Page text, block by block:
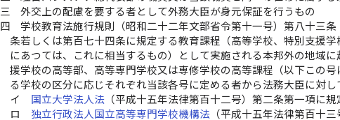
三
外交上の配慮を要する者として外務大臣が身元保証を行うもの
四
学校教育法施行規則（昭和二十二年文部省令第十一号）第八十三
条若しくは第百七十四条に規定する教育課程（高等学校、特別支援
にあつては、これに相当するもの）として実施される本邦外の地域
援学校の高等部、高等専門学校又は専修学校の高等課程（以下この
る学校の区分に応じそれぞれ当該各号に定める者から法務大臣に対
イ
国立大学法人法 （平成十五年法律第百十二号）第二条第一項に
ロ
独立行政法人国立高等専門学校機構法 （平成十五年法律第百十